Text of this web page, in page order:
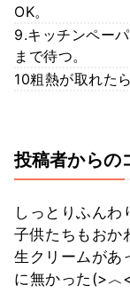
OK。
9.キッチンペー
まで待つ。
10粗熱が取れた
投稿者からの
しっとりふんわ
子供たちもおか
生クリームがあ
に無かった